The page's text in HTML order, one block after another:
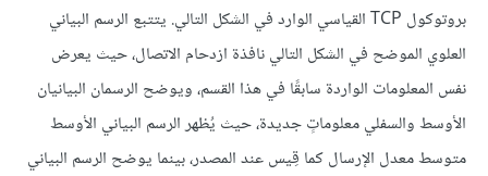
بروتوكول TCP القياسي الوارد في الشكل التالي. يتتبع الرسم البياني
العلوي الموضح في الشكل التالي نافذة ازدحام الاتصال، حيث يعرض
نفس المعلومات الواردة سابقًا في هذا القسم، ويوضح الرسمان البيانيان
الأوسط والسفلي معلوماتٍ جديدة، حيث يُظهر الرسم البياني الأوسط
متوسط معدل الإرسال كما قِيس عند المصدر، بينما يوضح الرسم البياني